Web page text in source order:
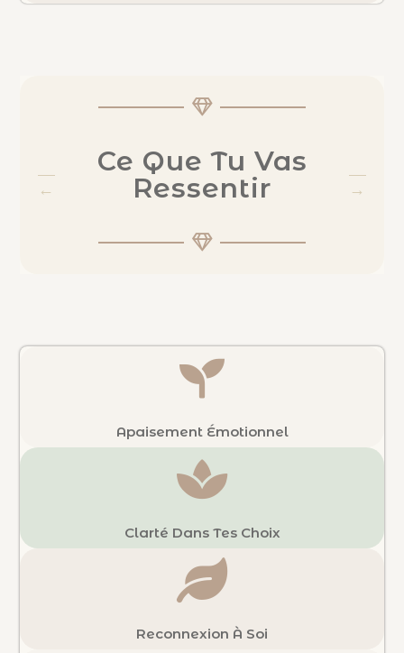
Ce Que Tu Vas
Ressentir
Apaisement Émotionnel
Clarté Dans Tes Choix
Reconnexion À Soi